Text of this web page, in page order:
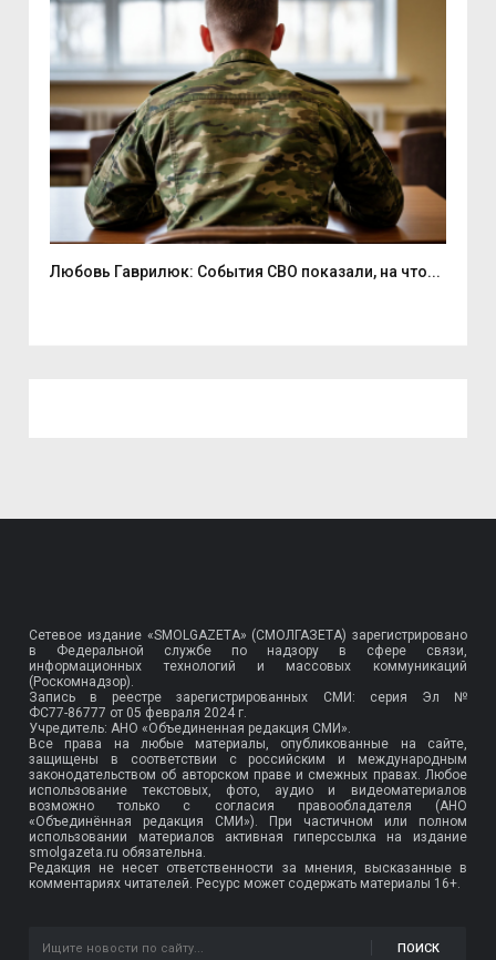
Любовь Гаврилюк: События СВО показали, на что...
Сетевое издание «SMOLGAZETA» (СМОЛГАЗЕТА) зарегистрировано
в Федеральной службе по надзору в сфере связи,
информационных технологий и массовых коммуникаций
(Роскомнадзор).
Запись в реестре зарегистрированных СМИ: серия Эл №
ФС77-86777 от 05 февраля 2024 г.
Учредитель: АНО «Объединенная редакция СМИ».
Все права на любые материалы, опубликованные на сайте,
защищены в соответствии с российским и международным
законодательством об авторском праве и смежных правах. Любое
использование текстовых, фото, аудио и видеоматериалов
возможно только с согласия правообладателя (АНО
«Объединённая редакция СМИ»). При частичном или полном
использовании материалов активная гиперссылка на издание
smolgazeta.ru обязательна.
Редакция не несет ответственности за мнения, высказанные в
комментариях читателей. Ресурс может содержать материалы 16+.
ПОИСК